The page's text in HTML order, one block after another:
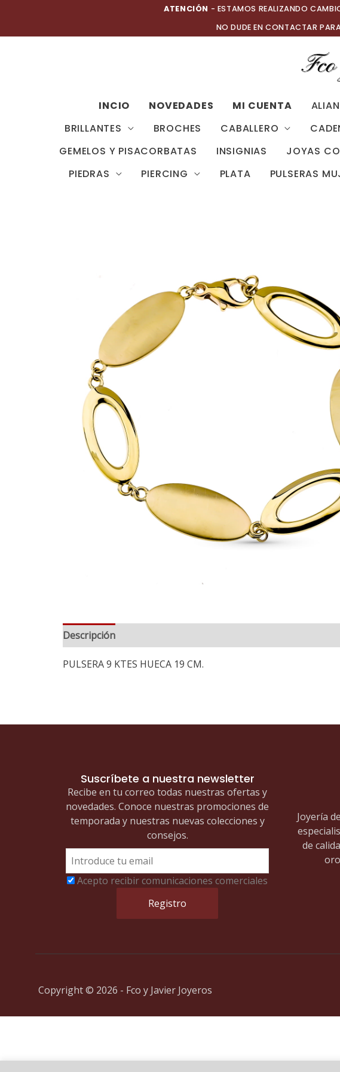
contenido
ATENCIÓN - ESTAMOS REALIZANDO
NO DUDE EN CONTACTAR
INCIO NOVEDADES MI CUENTA
BRILLANTES
BROCHES CABALLERO
GEMELOS Y PISACORBATAS
INSIGNIAS JOYAS
PIEDRAS
PIERCING PLATA PULSERAS
Descripción
PULSERA 9 KTES HUECA 19 CM.
Suscríbete a nuestra newsletter
Recibe en tu correo todas nuestras ofertas y
novedades. Conoce nuestras promociones de
temporada y nuestras nuevas colecciones y
consejos.
Acepto recibir comunicaciones comerciales
Joyería
de
Copyright © 2026 - Fco y Javier Joyeros